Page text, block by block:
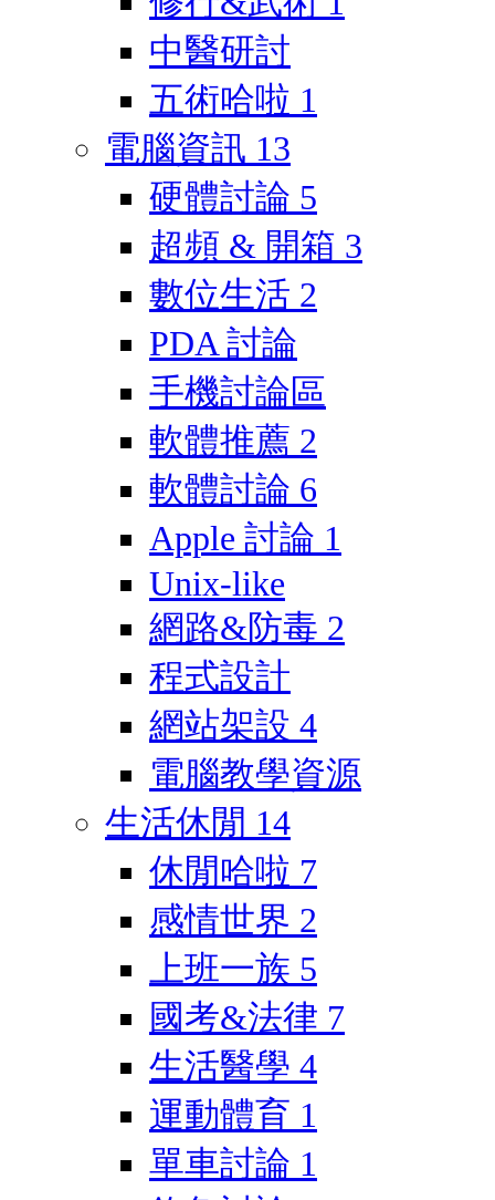
中醫研討
五術哈啦 1
電腦資訊 13
硬體討論 5
超頻 & 開箱 3
數位生活 2
PDA 討論
手機討論區
軟體推薦 2
軟體討論 6
Apple 討論 1
Unix-like
網路&防毒 2
程式設計
網站架設 4
電腦教學資源
生活休閒 14
休閒哈啦 7
感情世界 2
上班一族 5
國考&法律 7
生活醫學 4
運動體育 1
單車討論 1